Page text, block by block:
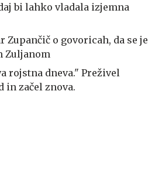
bi lahko vladala izjemna
Zupančič o govoricah, da se je
Zuljanom
rojstna dneva." Preživel
in začel znova.